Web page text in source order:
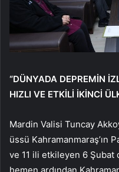
“DÜNYADA DEPREMİN
HIZLI VE ETKİLİ İKİNCİ
Mardin Valisi Tuncay
üssü Kahramanmaraş’ın
ve 11 ili etkileyen 6